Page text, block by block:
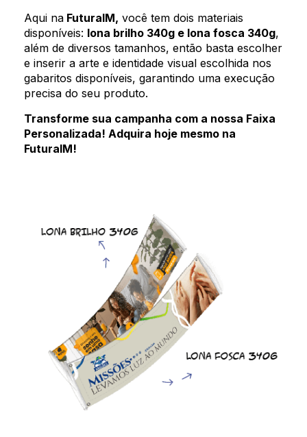
Aqui na FuturaIM, você tem dois materiais
disponíveis: lona brilho 340g e lona fosca 340g,
além de diversos tamanhos, então basta escolher
e inserir a arte e identidade visual escolhida nos
gabaritos disponíveis, garantindo uma execução
precisa do seu produto.
Transforme sua campanha com a nossa Faixa
Personalizada! Adquira hoje mesmo na
FuturaIM!